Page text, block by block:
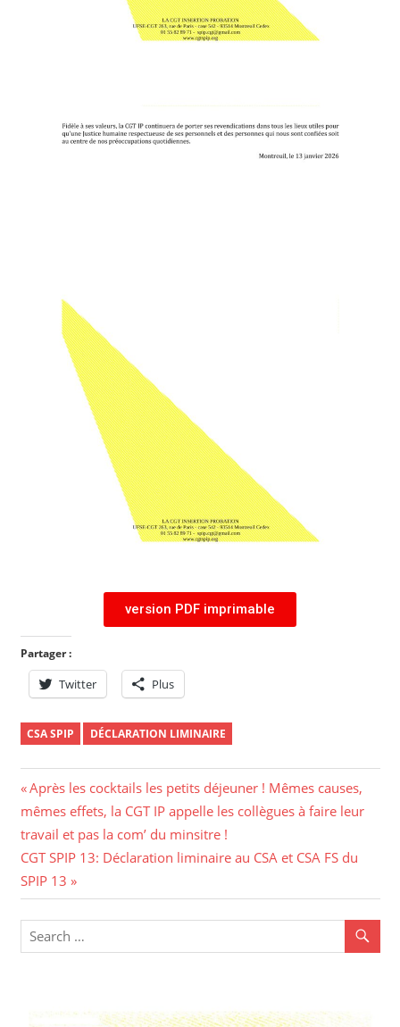
version PDF imprimable
Partager :
Twitter Plus
CSA SPIP DÉCLARATION LIMINAIRE
Après les cocktails les petits déjeuner ! Mêmes causes,
mêmes effets, la CGT IP appelle les collègues à faire leur
travail et pas la com’ du minsitre !
CGT SPIP 13: Déclaration liminaire au CSA et CSA FS du
SPIP 13